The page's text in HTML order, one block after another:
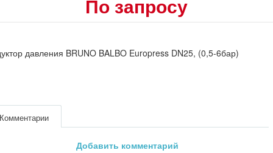
По запросу
давления BRUNO BALBO Europress DN25, (0,5-6бар)
Добавить комментарий